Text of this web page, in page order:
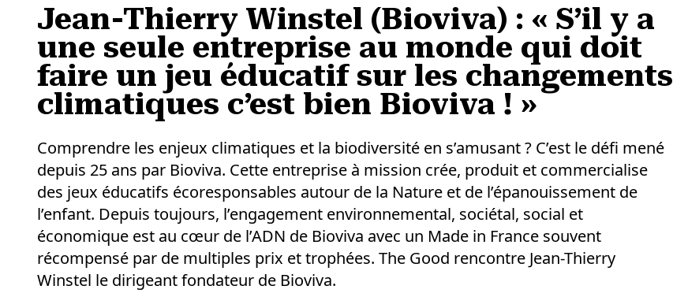
Jean-Thierry Winstel (Bioviva) : « S’il y a
une seule entreprise au monde qui doit
faire un jeu éducatif sur les changements
climatiques c’est bien Bioviva ! »
Comprendre les enjeux climatiques et la biodiversité en s’amusant ? C’est le défi mené
depuis 25 ans par Bioviva. Cette entreprise à mission crée, produit et commercialise
des jeux éducatifs écoresponsables autour de la Nature et de l’épanouissement de
l’enfant. Depuis toujours, l’engagement environnemental, sociétal, social et
économique est au cœur de l’ADN de Bioviva avec un Made in France souvent
récompensé par de multiples prix et trophées. The Good rencontre Jean-Thierry
Winstel le dirigeant fondateur de Bioviva.